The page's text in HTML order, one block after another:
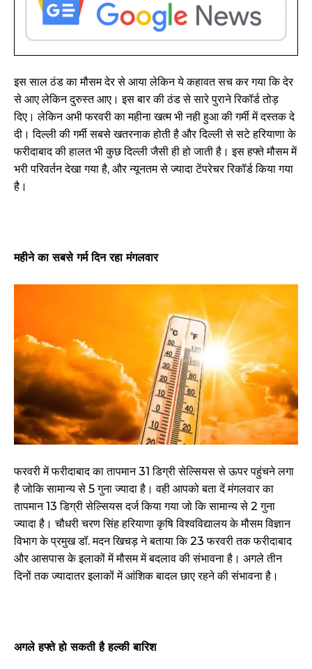
इस साल ठंड का मौसम देर से आया लेकिन ये कहावत सच कर गया कि देर
से आए लेकिन दुरुस्त आए। इस बार की ठंड से सारे पुराने रिकॉर्ड तोड़
दिए। लेकिन अभी फरवरी का महीना खत्म भी नही हुआ की गर्मी में दस्तक दे
दी। दिल्ली की गर्मी सबसे खतरनाक होती है और दिल्ली से सटे हरियाणा के
फरीदाबाद की हालत भी कुछ दिल्ली जैसी ही हो जाती है। इस हफ्ते मौसम में
भरी परिवर्तन देखा गया है, और न्यूनतम से ज्यादा टेंपरेचर रिकॉर्ड किया गया
है।
महीने का सबसे गर्म दिन रहा मंगलवार
फरवरी में फरीदाबाद का तापमान 31 डिग्री सेल्सियस से ऊपर पहुंचने लगा
है जोकि सामान्य से 5 गुना ज्यादा है। वही आपको बता दें मंगलवार का
तापमान 13 डिग्री सेल्सियस दर्ज किया गया जो कि सामान्य से 2 गुना
ज्यादा है। चौधरी चरण सिंह हरियाणा कृषि विश्वविद्यालय के मौसम विज्ञान
विभाग के प्रमुख डॉ. मदन खिचड़ ने बताया कि 23 फरवरी तक फरीदाबाद
और आसपास के इलाकों में मौसम में बदलाव की संभावना है। अगले तीन
दिनों तक ज्यादातर इलाकों में आंशिक बादल छाए रहने की संभावना है।
अगले हफ्ते हो सकती है हल्की बारिश